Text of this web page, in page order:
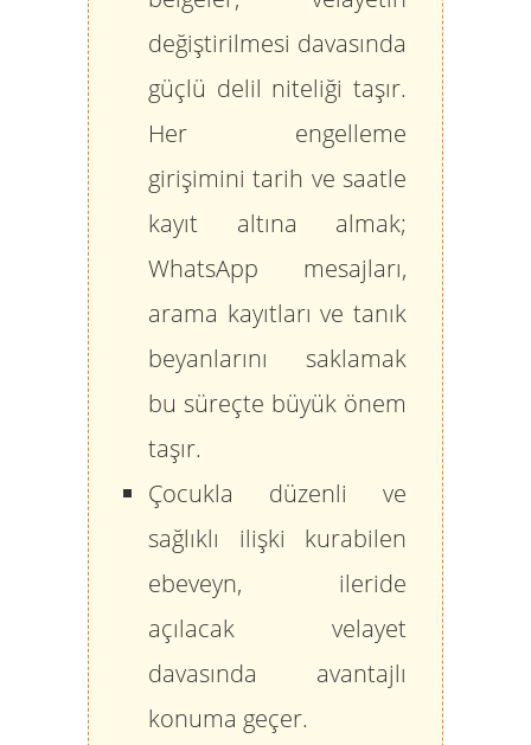
değiştirilmesi davasında
güçlü delil niteliği taşır.
Her engelleme
girişimini tarih ve saatle
kayıt altına almak;
WhatsApp mesajları,
arama kayıtları ve tanık
beyanlarını saklamak
bu süreçte büyük önem
taşır.
Çocukla düzenli ve
sağlıklı ilişki kurabilen
ebeveyn, ileride
açılacak velayet
davasında avantajlı
konuma geçer.